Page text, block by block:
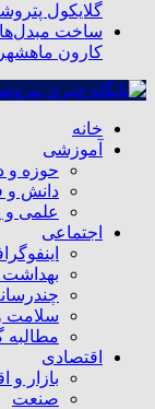
گلایکول
ساخت
کارون ماهشهر
خانه
آموزشی
حوزه و
دانش و
علمی
اجتماعی
سلامت
مطالبه
اقتصادی
بازار و
صنعت